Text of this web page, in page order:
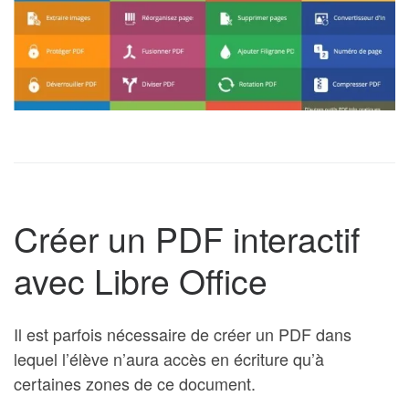
Créer un PDF interactif
avec Libre Office
Il est parfois nécessaire de créer un PDF dans
lequel l’élève n’aura accès en écriture qu’à
certaines zones de ce document.